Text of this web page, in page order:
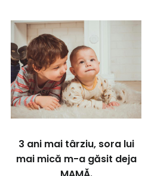
3 ani mai târziu, sora lui
mai mică m-a găsit deja